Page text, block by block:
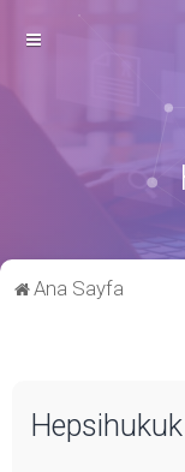
Ana Sayfa
Hepsihukuk